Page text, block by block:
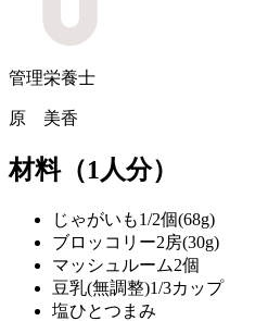
管理栄養士
原 美香
材料（1人分）
じゃがいも1/2個(68g)
ブロッコリー2房(30g)
マッシュルーム2個
豆乳(無調整)1/3カップ
塩ひとつまみ